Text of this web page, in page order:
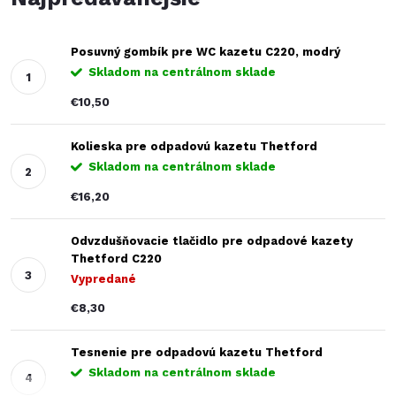
Posuvný gombík pre WC kazetu C220, modrý
Skladom na centrálnom sklade
€10,50
Kolieska pre odpadovú kazetu Thetford
Skladom na centrálnom sklade
€16,20
Odvzdušňovacie tlačidlo pre odpadové kazety
Thetford C220
Vypredané
€8,30
Tesnenie pre odpadovú kazetu Thetford
Skladom na centrálnom sklade